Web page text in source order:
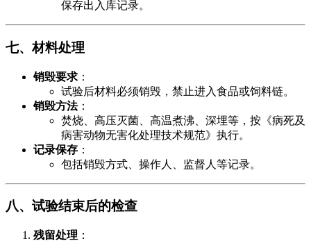
保存出入库记录。
​七、材料处理​
​销毁要求​ ​：
试验后材料必须销毁，禁止进入食品或饲料链。
​销毁方法​​：
焚烧、高压灭菌、高温煮沸、深埋等，按《病死及
病害动物无害化处理技术规范》执行。
​记录保存​ ​：
包括销毁方式、操作人、监督人等记录。
​八、试验结束后的检查​
​残留处理​ ​：